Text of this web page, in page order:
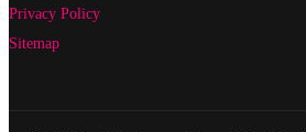
Privacy Policy
Sitemap